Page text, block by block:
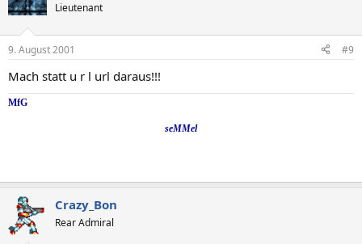
Lieutenant
9. August 2001 #9
Mach statt u r l url daraus!!!
MfG
seMMel
Crazy_Bon
Rear Admiral